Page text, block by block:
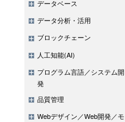
データベース
データ分析・活用
ブロックチェーン
人工知能(AI)
プログラム言語／システム開
発
品質管理
Webデザイン／Web開発／モ